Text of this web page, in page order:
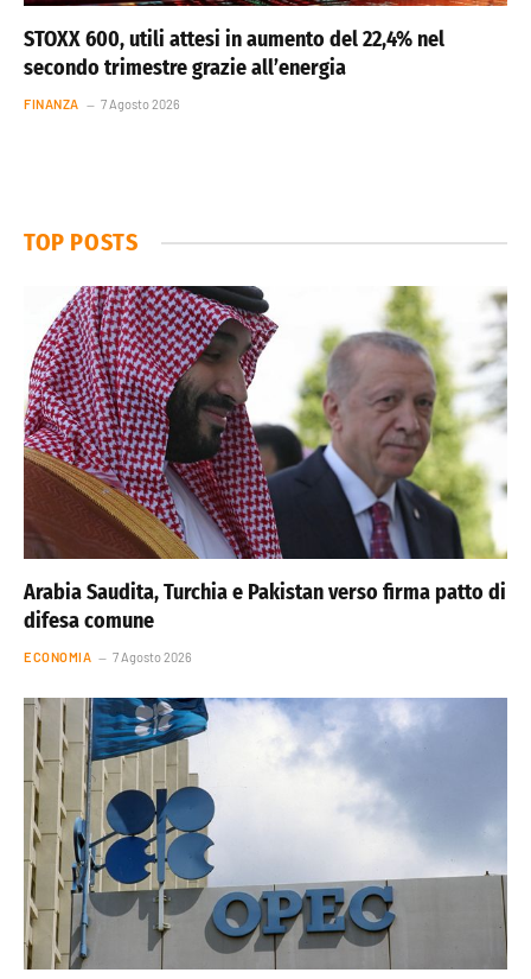
STOXX 600, utili attesi in aumento del 22,4% nel
secondo trimestre grazie all’energia
FINANZA 7 Agosto 2026
TOP POSTS
Arabia Saudita, Turchia e Pakistan verso firma patto di
difesa comune
ECONOMIA 7 Agosto 2026